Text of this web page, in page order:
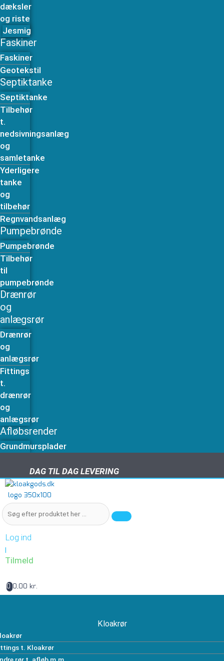
dæksler
og riste
Jesmig
Faskiner
Faskiner
Geotekstil
Septiktanke
Septiktanke
Tilbehør
t.
nedsivningsanlæg
og
samletanke
Yderligere
tanke
og
tilbehør
Regnvandsanlæg
Pumpebrønde
Pumpebrønde
Tilbehør
til
pumpebrønde
Drænrør
og
anlægsrør
Drænrør
og
anlægsrør
Fittings
t.
drænrør
og
anlægsrør
Afløbsrender
Grundmursplader
DAG TIL DAG LEVERING
DAG TIL DAG LEVERING
Log ind
|
Tilmeld
0 0,00 kr.
Kloakrør
t. Kloakrør
rør t. afløb m.m.